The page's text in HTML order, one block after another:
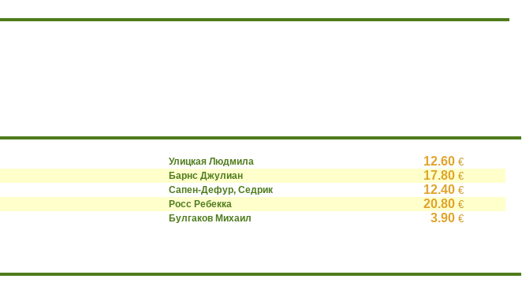
Улицкая Людмила 12.60€
Барнс Джулиан 17.80€
Сапен-Дефур, Седрик 12.40€
Росс Ребекка 20.80€
Булгаков Михаил 3.90€